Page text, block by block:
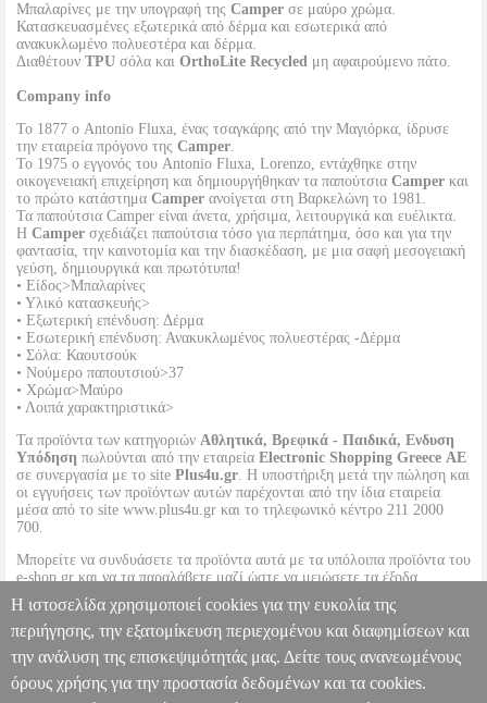
Μπαλαρίνες με την υπογραφή της Camper σε μαύρο χρώμα.
Κατασκευασμένες εξωτερικά από δέρμα και εσωτερικά από
ανακυκλωμένο πολυεστέρα και δέρμα.
Διαθέτουν TPU σόλα και OrthoLite Recycled μη αφαιρούμενο πάτο.
Company info
Το 1877 ο Antonio Fluxa, ένας τσαγκάρης από την Μαγιόρκα, ίδρυσε
την εταιρεία πρόγονο της Camper.
Το 1975 ο εγγονός του Antonio Fluxa, Lorenzo, εντάχθηκε στην
οικογενειακή επιχείρηση και δημιουργήθηκαν τα παπούτσια Camper και
το πρώτο κατάστημα Camper ανοίγεται στη Βαρκελώνη το 1981.
Τα παπούτσια Camper είναι άνετα, χρήσιμα, λειτουργικά και ευέλικτα.
Η Camper σχεδιάζει παπούτσια τόσο για περπάτημα, όσο και για την
φαντασία, την καινοτομία και την διασκέδαση, με μια σαφή μεσογειακή
γεύση, δημιουργικά και πρωτότυπα!
• Είδος>Μπαλαρίνες
• Υλικό κατασκευής>
• Εξωτερική επένδυση: Δέρμα
• Εσωτερική επένδυση: Ανακυκλωμένος πολυεστέρας -Δέρμα
• Σόλα: Καουτσούκ
• Νούμερο παπουτσιού>37
• Χρώμα>Μαύρο
• Λοιπά χαρακτηριστικά>
Τα προϊόντα των κατηγοριών Αθλητικά, Βρεφικά - Παιδικά, Ενδυση
Υπόδηση πωλούνται από την εταιρεία Electronic Shopping Greece ΑΕ
σε συνεργασία με το site Plus4u.gr. Η υποστήριξη μετά την πώληση και
οι εγγυήσεις των προϊόντων αυτών παρέχονται από την ίδια εταιρεία
μέσα από το site www.plus4u.gr και το τηλεφωνικό κέντρο 211 2000
700.
Μπορείτε να συνδυάσετε τα προϊόντα αυτά με τα υπόλοιπα προϊόντα του
e-shop.gr και να τα παραλάβετε μαζί ώστε να μειώσετε τα έξοδα
αποστολής. Μπορείτε επίσης να παραλάβετε από οποιοδήποτε eshop
point με μηδενικά έξοδα αποστολής ανεξαρτήτως ύψους παραγγελίας!
ΜΠΑΛΑΡΙΝΕΣ CAMPER TWS K201673-002 ΜΑΥΡΟ (37)
PL3.122270814 PL3.122270814 CAMPER CAMPER ΓΥΝΑΙΚΑ-
Η ιστοσελίδα χρησιμοποιεί cookies για την ευκολία της
περιήγησης, την εξατομίκευση περιεχομένου και διαφημίσεων και
την ανάλυση της επισκεψιμότητάς μας. Δείτε τους ανανεωμένους
όρους χρήσης για την προστασία δεδομένων και τα cookies.